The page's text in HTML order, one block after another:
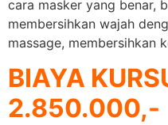
cara masker yang benar,
membersihkan wajah
massage, membersihkan
BIAYA
2.850.000,-